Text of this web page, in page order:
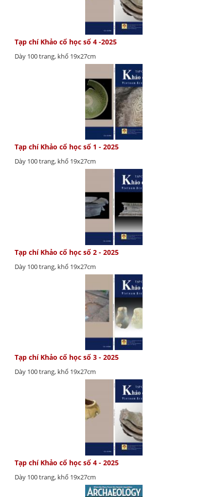
Tạp chí Khảo cổ học số 4 -2025
Dày 100 trang, khổ 19x27cm
Tạp chí Khảo cổ học số 1 - 2025
Dày 100 trang, khổ 19x27cm
Tạp chí Khảo cổ học số 2 - 2025
Dày 100 trang, khổ 19x27cm
Tạp chí Khảo cổ học số 3 - 2025
Dày 100 trang, khổ 19x27cm
Tạp chí Khảo cổ học số 4 - 2025
Dày 100 trang, khổ 19x27cm